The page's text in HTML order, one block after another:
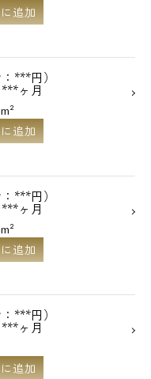
追加
***円）
***ヶ月
追加
***円）
***ヶ月
追加
***円）
***ヶ月
追加
せ